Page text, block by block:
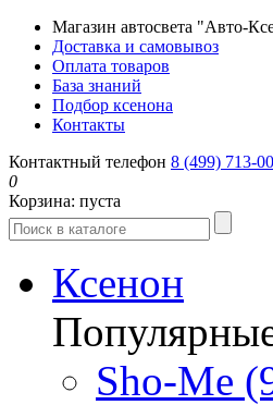
Магазин автосвета "Авто-
Доставка и самовывоз
Оплата товаров
База знаний
Подбор ксенона
Контакты
Контактный телефон 8 (499) 713-
0
Корзина: пуста
Ксенон
Sho-Me